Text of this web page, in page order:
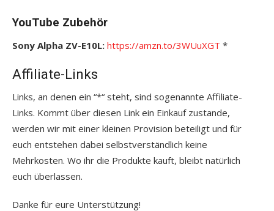
YouTube Zubehör
Sony Alpha ZV-E10L: https://amzn.to/3WUuXGT *
Affiliate-Links
Links, an denen ein “*“ steht, sind sogenannte Affiliate-
Links. Kommt über diesen Link ein Einkauf zustande,
werden wir mit einer kleinen Provision beteiligt und für
euch entstehen dabei selbstverständlich keine
Mehrkosten. Wo ihr die Produkte kauft, bleibt natürlich
euch überlassen.
Danke für eure Unterstützung!